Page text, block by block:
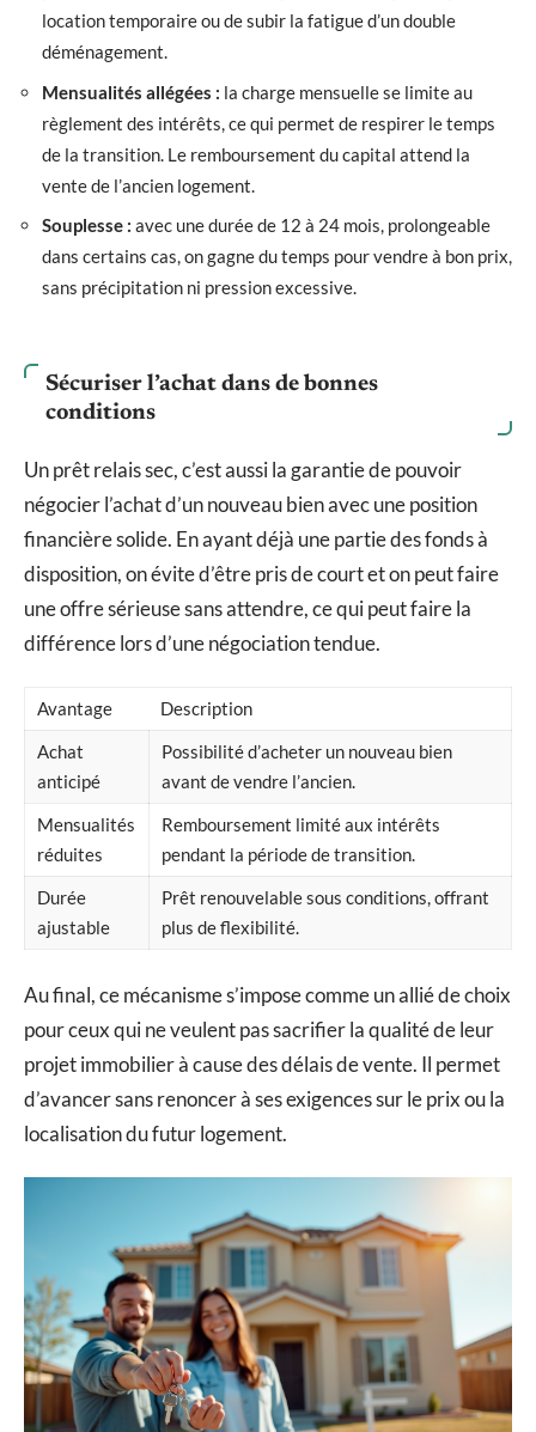
location temporaire ou de subir la fatigue d’un double
déménagement.
Mensualités allégées : la charge mensuelle se limite au
règlement des intérêts, ce qui permet de respirer le temps
de la transition. Le remboursement du capital attend la
vente de l’ancien logement.
Souplesse : avec une durée de 12 à 24 mois, prolongeable
dans certains cas, on gagne du temps pour vendre à bon prix,
sans précipitation ni pression excessive.
Sécuriser l’achat dans de bonnes
conditions
Un prêt relais sec, c’est aussi la garantie de pouvoir
négocier l’achat d’un nouveau bien avec une position
financière solide. En ayant déjà une partie des fonds à
disposition, on évite d’être pris de court et on peut faire
une offre sérieuse sans attendre, ce qui peut faire la
différence lors d’une négociation tendue.
Avantage
Description
Achat
anticipé
Possibilité d’acheter un nouveau bien
avant de vendre l’ancien.
Mensualités
réduites
Remboursement limité aux intérêts
pendant la période de transition.
Durée
ajustable
Prêt renouvelable sous conditions, offrant
plus de flexibilité.
Au final, ce mécanisme s’impose comme un allié de choix
pour ceux qui ne veulent pas sacrifier la qualité de leur
projet immobilier à cause des délais de vente. Il permet
d’avancer sans renoncer à ses exigences sur le prix ou la
localisation du futur logement.